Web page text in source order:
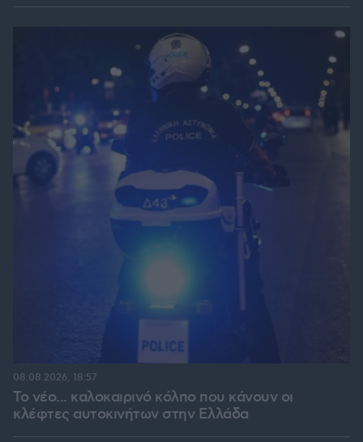
Το νέο... καλοκαιρινό κόλπο που κάνουν οι
κλέφτες αυτοκινήτων στην Ελλάδα
08.08.2026, 18:57